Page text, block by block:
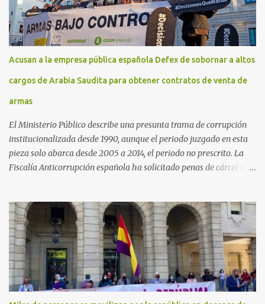
Acusan a la empresa pública española Defex de sobornar a altos
cargos de Arabia Saudita para obtener contratos de venta de
armas
El Ministerio Público describe una presunta trama de corrupción
institucionalizada desde 1990, aunque el periodo juzgado en esta
pieza solo abarca desde 2005 a 2014, el periodo no prescrito. La
Fiscalía Anticorrupción española ha solicitado penas de cárcel de
Arabia Saudita a través de la empresa pública española Defex,
disuelta. El fiscal Conrado Saiz describe en su escrito de
conclusiones cómo la empresa pública Defex pagó comisiones
ilegales a diversas autoridades del régimen árabe entre 2005 y
2014, para obtener a cambio la materialización de los contratos. El
Ministerio Público lleva a cabo esta acusación en una de las piezas
separadas del llamado 'caso Defex', que investiga once ventas